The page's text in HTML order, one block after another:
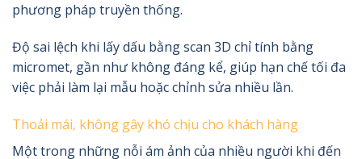
phương pháp truyền thống.
Độ sai lệch khi lấy dấu bằng scan 3D chỉ tính bằng
micromet, gần như không đáng kể, giúp hạn chế tối đa
việc phải làm lại mẫu hoặc chỉnh sửa nhiều lần.
Thoải mái, không gây khó chịu cho khách hàng
Một trong những nỗi ám ảnh của nhiều người khi đến